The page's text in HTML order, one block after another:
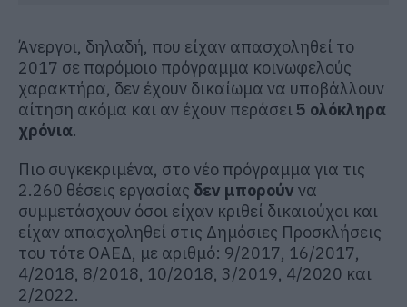
Άνεργοι, δηλαδή, που είχαν απασχοληθεί το
2017 σε παρόμοιο πρόγραμμα κοινωφελούς
χαρακτήρα, δεν έχουν δικαίωμα να υποβάλλουν
αίτηση ακόμα και αν έχουν περάσει 5 ολόκληρα
χρόνια.
Πιο συγκεκριμένα, στο νέο πρόγραμμα για τις
2.260 θέσεις εργασίας δεν μπορούν να
συμμετάσχουν όσοι είχαν κριθεί δικαιούχοι και
είχαν απασχοληθεί στις Δημόσιες Προσκλήσεις
του τότε ΟΑΕΔ, με αριθμό: 9/2017, 16/2017,
4/2018, 8/2018, 10/2018, 3/2019, 4/2020 και
2/2022.